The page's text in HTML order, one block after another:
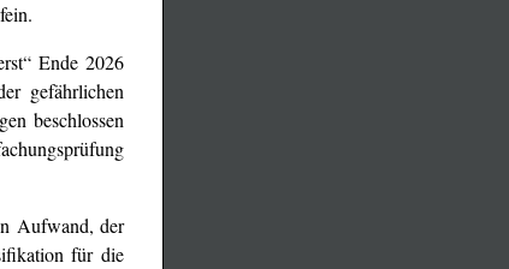
Ende 2026
gefährlichen
beschlossen
Aufwand, der
für die